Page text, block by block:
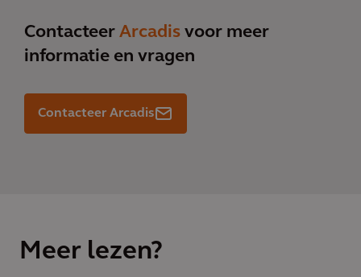
Contacteer Arcadis voor meer
informatie en vragen
Contacteer Arcadis
Meer lezen?